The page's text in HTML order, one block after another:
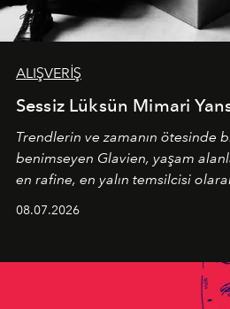
ALIŞVERİŞ
Sessiz Lüksün Mimari
Trendlerin ve zamanın ötesinde
benimseyen Glavien, yaşam
en rafine, en yalın temsilcisi
08.07.2026